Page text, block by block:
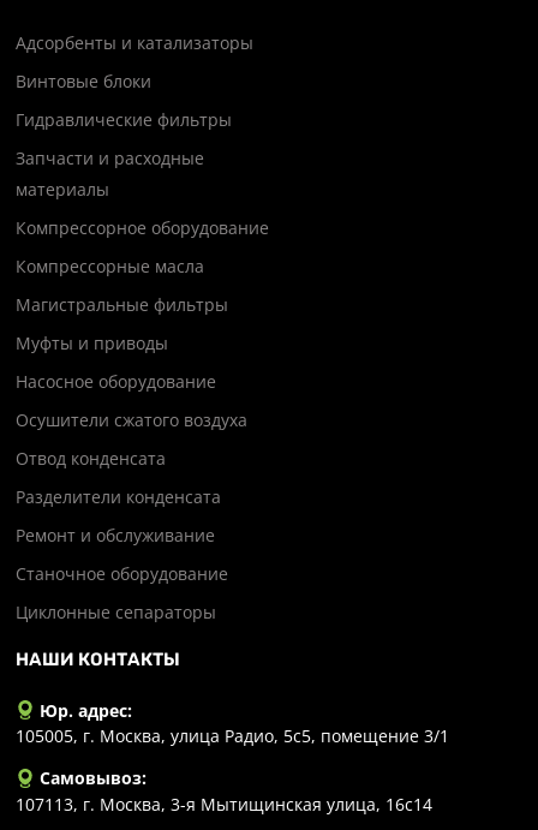
Адсорбенты и катализаторы
Винтовые блоки
Гидравлические фильтры
Запчасти и расходные
материалы
Компрессорное оборудование
Компрессорные масла
Магистральные фильтры
Муфты и приводы
Насосное оборудование
Осушители сжатого воздуха
Отвод конденсата
Разделители конденсата
Ремонт и обслуживание
Станочное оборудование
Циклонные сепараторы
НАШИ КОНТАКТЫ
Юр. адрес:
105005, г. Москва, улица Радио, 5с5, помещение 3/1
Самовывоз:
107113, г. Москва, 3-я Мытищинская улица, 16с14